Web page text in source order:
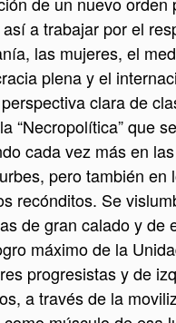
a trabajar por el
las mujeres, el
plena y el
clara de
“Necropolítica” que
cada vez más en
pero también en
recónditos. Se
de gran calado y de
máximo de la
progresistas y de
a través de la